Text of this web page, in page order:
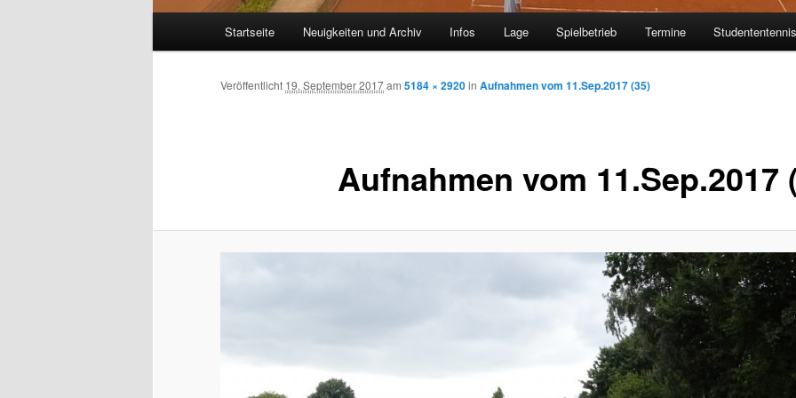
Startseite Neuigkeiten und Archiv Infos Lage Spielbetrieb Termine Studententennis
Aufnahmen vom 11.Sep.2017
Veröffentlicht 19. September 2017am 5184 × 2920in Aufnahmen vom 11.Sep.2017 (35)